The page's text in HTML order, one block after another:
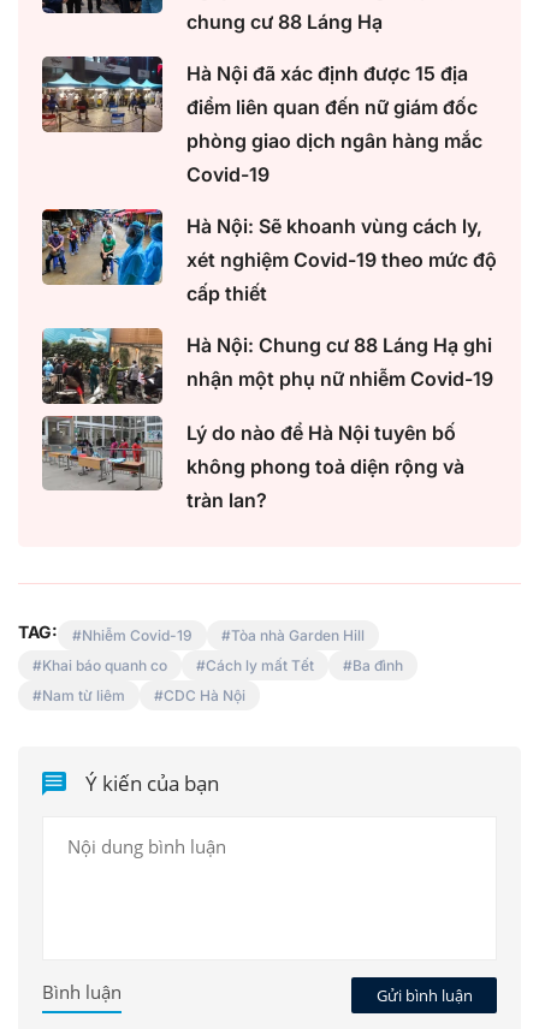
chung cư 88 Láng Hạ
Hà Nội đã xác định được 15 địa
điểm liên quan đến nữ giám đốc
phòng giao dịch ngân hàng mắc
Covid-19
Hà Nội: Sẽ khoanh vùng cách ly,
xét nghiệm Covid-19 theo mức độ
cấp thiết
Hà Nội: Chung cư 88 Láng Hạ ghi
nhận một phụ nữ nhiễm Covid-19
Lý do nào để Hà Nội tuyên bố
không phong toả diện rộng và
tràn lan?
TAG: Nhiễm Covid-19
Tòa nhà Garden Hill
Khai báo quanh co
Cách ly mất Tết
Ba đình
Nam từ liêm
CDC Hà Nội
Ý kiến của bạn
Gửi bình luận
Bình luận